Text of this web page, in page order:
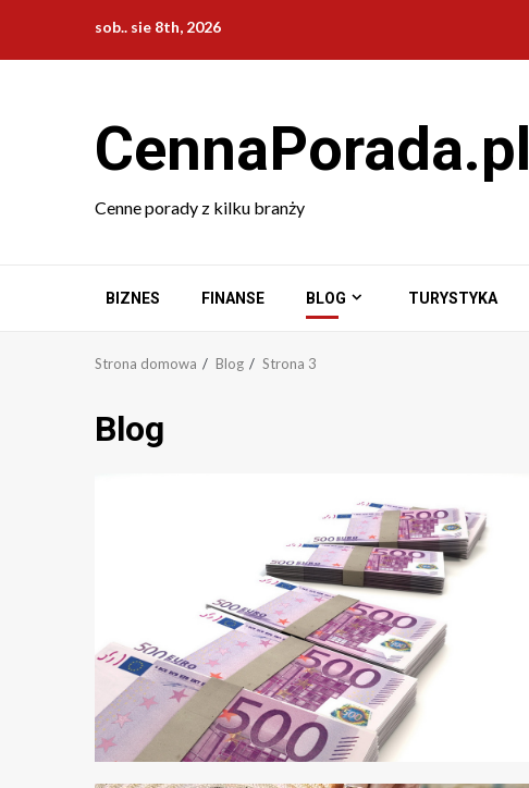
treści
sob.. sie 8th, 2026
CennaPorada.pl
Cenne porady z kilku branży
BIZNES FINANSE BLOG TURYSTYKA
Strona domowa Blog Strona 3
Blog
4 min odczytu